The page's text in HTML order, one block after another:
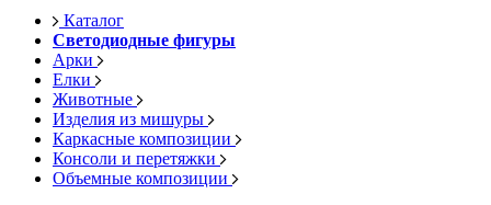
Каталог
Светодиодные фигуры
Арки
Елки
Животные
Изделия из мишуры
Каркасные композиции
Консоли и перетяжки
Объемные композиции